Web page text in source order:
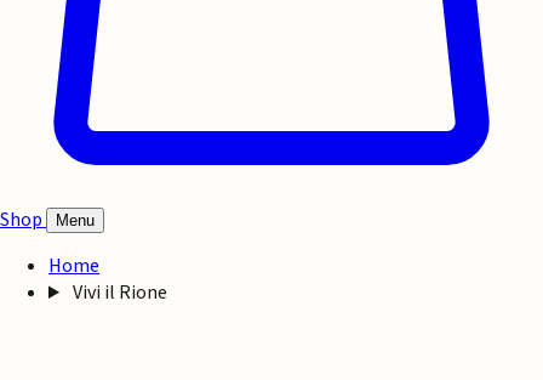
Shop Menu
Home
Vivi il Rione